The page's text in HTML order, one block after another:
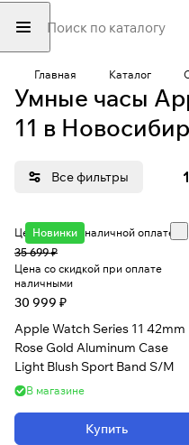
Главная Каталог
Умные часы
11 в
Все фильтры
Новинки
Цена при безналичной оплате
35 699 ₽
Цена со скидкой при оплате
наличными
30 999 ₽
Apple Watch Series 11 42mm
Rose Gold Aluminum Case
Light Blush Sport Band S/M
В магазине
Купить